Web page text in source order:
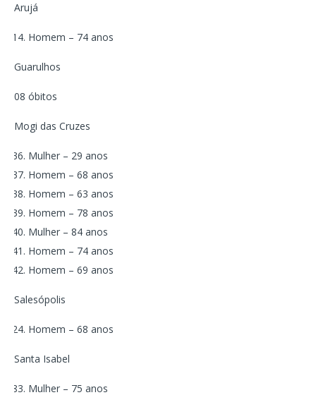
Arujá
Homem – 74 anos
Guarulhos
08 óbitos
Mogi das Cruzes
Mulher – 29 anos
Homem – 68 anos
Homem – 63 anos
Homem – 78 anos
Mulher – 84 anos
Homem – 74 anos
Homem – 69 anos
Salesópolis
Homem – 68 anos
Santa Isabel
Mulher – 75 anos